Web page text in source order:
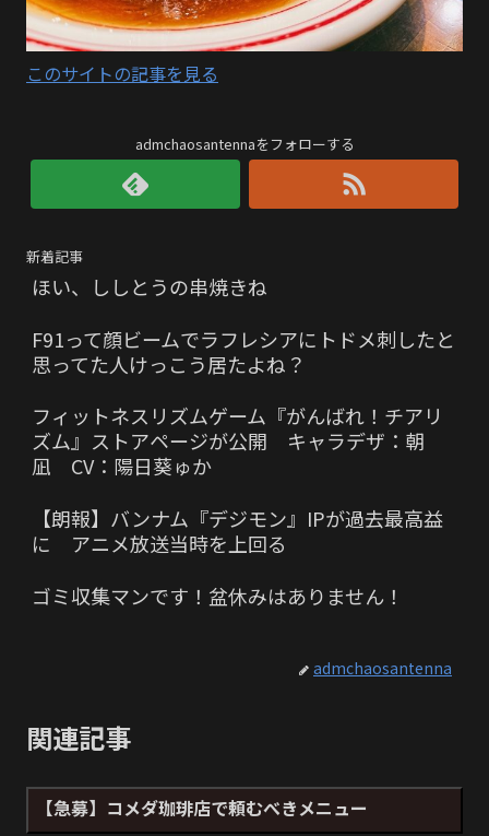
このサイトの記事を見る
admchaosantennaをフォローする
新着記事
ほい、ししとうの串焼きね
F91って顔ビームでラフレシアにトドメ刺したと
思ってた人けっこう居たよね？
フィットネスリズムゲーム『がんばれ！チアリ
ズム』ストアページが公開 キャラデザ：朝
凪 CV：陽日葵ゅか
【朗報】バンナム『デジモン』IPが過去最高益
に アニメ放送当時を上回る
ゴミ収集マンです！盆休みはありません！
admchaosantenna
関連記事
【急募】コメダ珈琲店で頼むべきメニュー